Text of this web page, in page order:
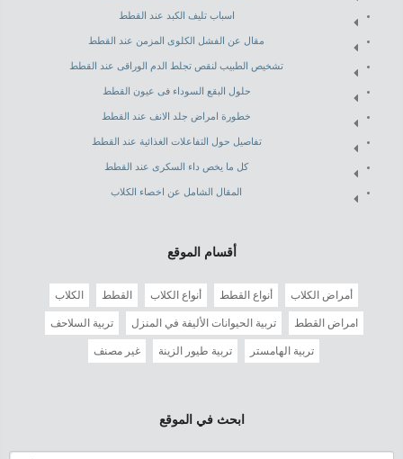
اسباب تليف الكبد عند القطط
مقال عن الفشل الكلوى المزمن عند القطط
تشخيص الطبيب لنقص تجلط الدم الوراقى عند القطط
حلول البقع السوداء فى عيون القطط
خطورة امراض جلد الانف عند القطط
تفاصيل حول التفاعلات الغذائية عند القطط
كل ما يخص داء السكرى عند القطط
المقال الشامل عن اخصاء الكلاب
أقسام الموقع
أمراض الكلاب أنواع القطط أنواع الكلاب القطط الكلاب
امراض القطط تربية الحيوانات الأليفة في المنزل تربية السلاحف
تربية الهامستر تربية طيور الزينة غير مصنف
ابحث في الموقع